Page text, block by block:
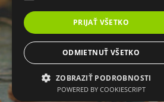
Prepnúť zobrazenie na
Copyright 2014 - 2026 ©
Tvorba internetových obchodov -
PRIJAŤ VŠETKO
ODMIETNUŤ VŠETKO
ZOBRAZIŤ PODROBNOSTI
POWERED BY COOKIESCRIPT